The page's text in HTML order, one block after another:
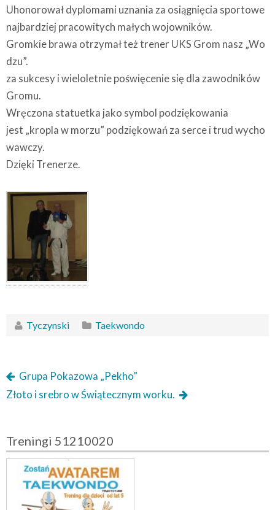
Uhonorował dyplomami uznania za osiągnięcia sportowe
najbardziej pracowitych małych wojowników.
Gromkie brawa otrzymał też trener UKS Grom nasz „Wo
dzu”.
za sukcesy i wieloletnie poświęcenie się dla zawodników
Gromu.
Wręczona statuetka jako symbol podziękowania
jest „kropla w morzu” podziękowań za serce i trud wycho
wawczy.
Dzięki Trenerze.
Tyczynski Taekwondo
Grupa Pokazowa „Pekho”
Złoto i srebro w Świątecznym worku.
Treningi 51210020